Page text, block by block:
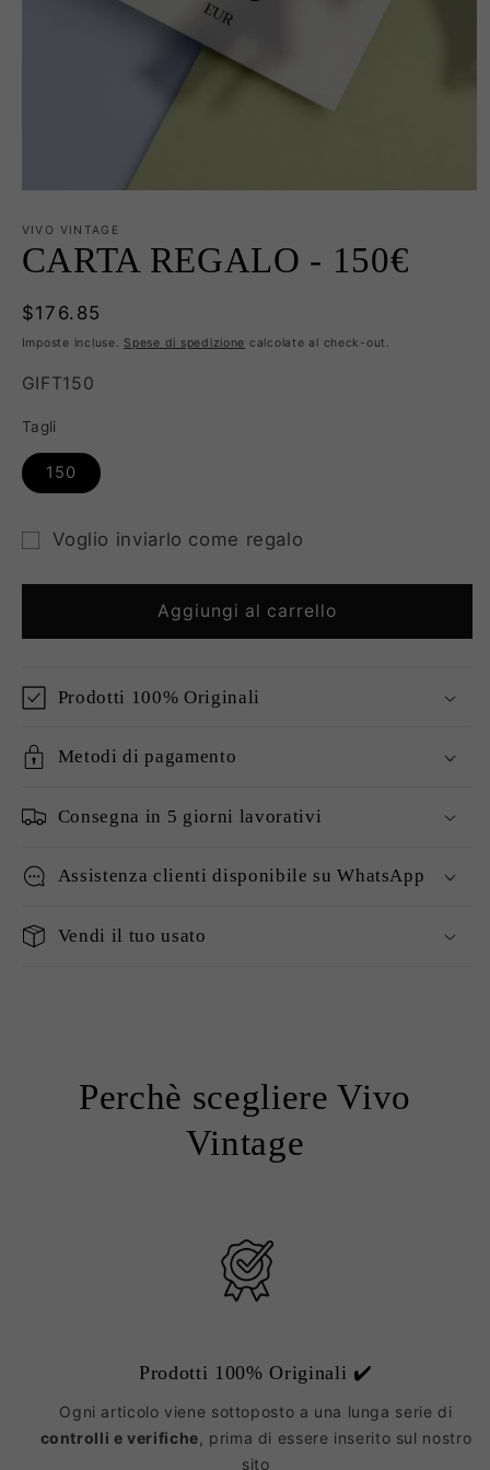
multimediali
1
in
VIVO VINTAGE
CARTA REGALO - 150€
Prezzo
di
$176.85
Imposte incluse. Spese di spedizione calcolate al check-out.
SKU:
GIFT150
Tagli
150
Voglio inviarlo come regalo
regalo
compresso
Aggiungi al carrello
Prodotti 100% Originali
Metodi di pagamento
Consegna in 5 giorni lavorativi
Assistenza clienti disponibile su WhatsApp
Vendi il tuo usato
Perchè scegliere Vivo
Vintage
Prodotti 100% Originali ✔️
Ogni articolo viene sottoposto a una lunga serie di
controlli e verifiche , prima di essere inserito sul nostro
sito